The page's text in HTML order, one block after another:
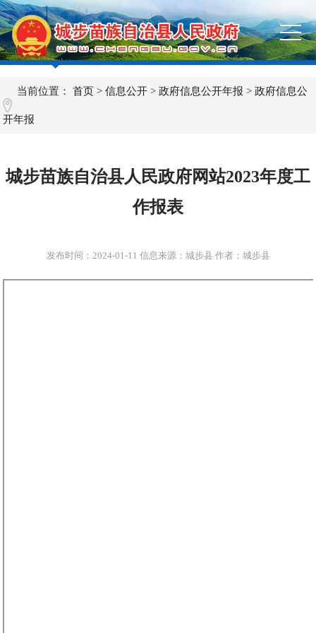
当前位置：首页 >信息公开 >政府信息公开年报 >政府信息公
开年报
城步苗族自治县人民政府网站2023年度工
作报表
发布时间： 2024-01-11 信息来源：城步县 作者：城步县